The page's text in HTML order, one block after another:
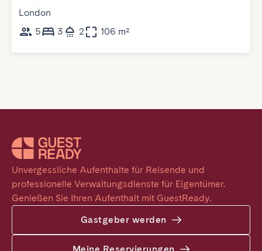
London
5
3 2 106 m²
Unvergessliche Aufenthalte für Reisende und
professionelle Verwaltungsdienste für Eigentümer.
Genießen Sie Ihren Aufenthalt mit GuestReady.
Gastgeber werden